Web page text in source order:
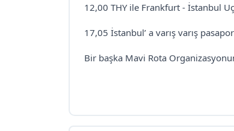
12,00 THY ile Frankfurt - İstanbul
17,05 İstanbul’ a varış varış
Bir başka Mavi Rota